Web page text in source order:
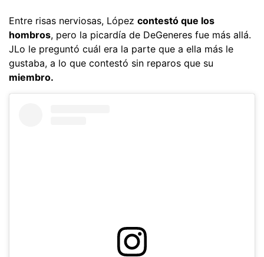
Entre risas nerviosas, López contestó que los
hombros, pero la picardía de DeGeneres fue más allá.
JLo le preguntó cuál era la parte que a ella más le
gustaba, a lo que contestó sin reparos que su
miembro.